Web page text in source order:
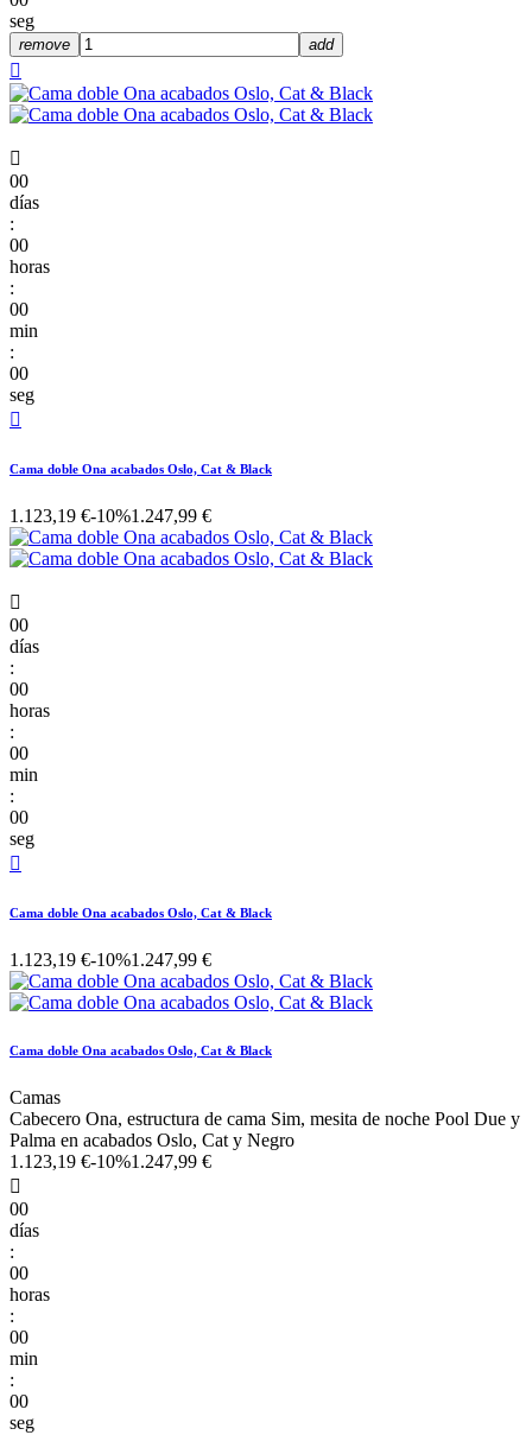
seg
remove add


00
días
:
00
horas
:
00
min
:
00
seg

Cama doble Ona acabados Oslo, Cat & Black
1.123,19 €-10%1.247,99 €

00
días
:
00
horas
:
00
min
:
00
seg

Cama doble Ona acabados Oslo, Cat & Black
1.123,19 €-10%1.247,99 €
Cama doble Ona acabados Oslo, Cat & Black
Camas
Cabecero Ona, estructura de cama Sim, mesita de noche Pool Due y
Palma en acabados Oslo, Cat y Negro
1.123,19 €-10%1.247,99 €

00
días
:
00
horas
:
00
min
:
00
seg